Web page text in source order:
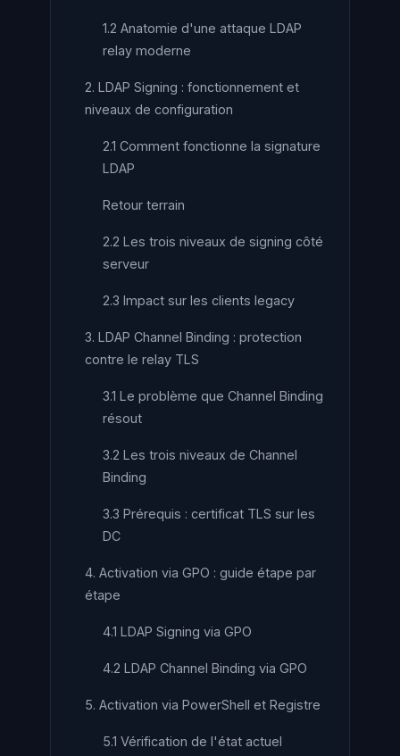
1.2 Anatomie d'une attaque LDAP
relay moderne
2. LDAP Signing : fonctionnement et
niveaux de configuration
2.1 Comment fonctionne la signature
LDAP
Retour terrain
2.2 Les trois niveaux de signing côté
serveur
2.3 Impact sur les clients legacy
3. LDAP Channel Binding : protection
contre le relay TLS
3.1 Le problème que Channel Binding
résout
3.2 Les trois niveaux de Channel
Binding
3.3 Prérequis : certificat TLS sur les
DC
4. Activation via GPO : guide étape par
étape
4.1 LDAP Signing via GPO
4.2 LDAP Channel Binding via GPO
5. Activation via PowerShell et Registre
5.1 Vérification de l'état actuel